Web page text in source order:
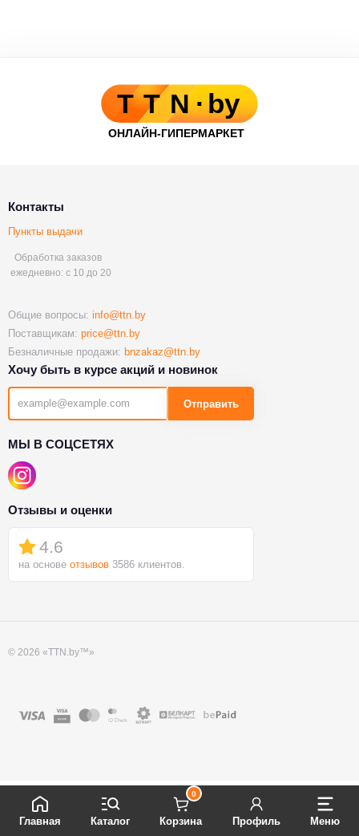
Главная Каталог
0
Корзина Профиль Меню
Контакты
Пункты выдачи
Обработка заказов
ежедневно: с 10 до 20
Общие вопросы: info@ttn.by
Поставщикам: price@ttn.by
Безналичные продажи: bnzakaz@ttn.by
Хочу быть в курсе акций и новинок
Отправить
МЫ В СОЦСЕТЯХ
Отзывы и оценки
4.6
на основе отзывов 3586 клиентов.
© 2026 «TTN.by™»